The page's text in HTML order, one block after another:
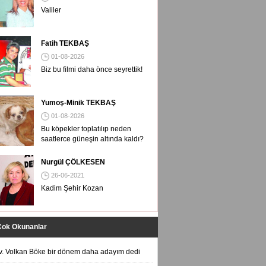
Valiler
Fatih TEKBAŞ
01-08-2026
Biz bu filmi daha önce seyrettik!
Yumoş-Minik TEKBAŞ
01-08-2026
Bu köpekler toplatılıp neden
saatlerce güneşin altında kaldı?
Nurgül ÇÖLKESEN
26-06-2021
Kadim Şehir Kozan
Okunanlar
Volkan Böke bir dönem daha adayım dedi